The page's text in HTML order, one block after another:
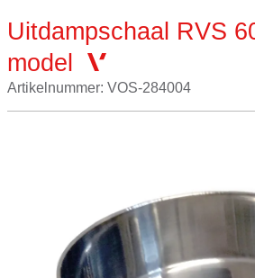
Uitdampschaal RVS
model
Artikelnummer: VOS-284004